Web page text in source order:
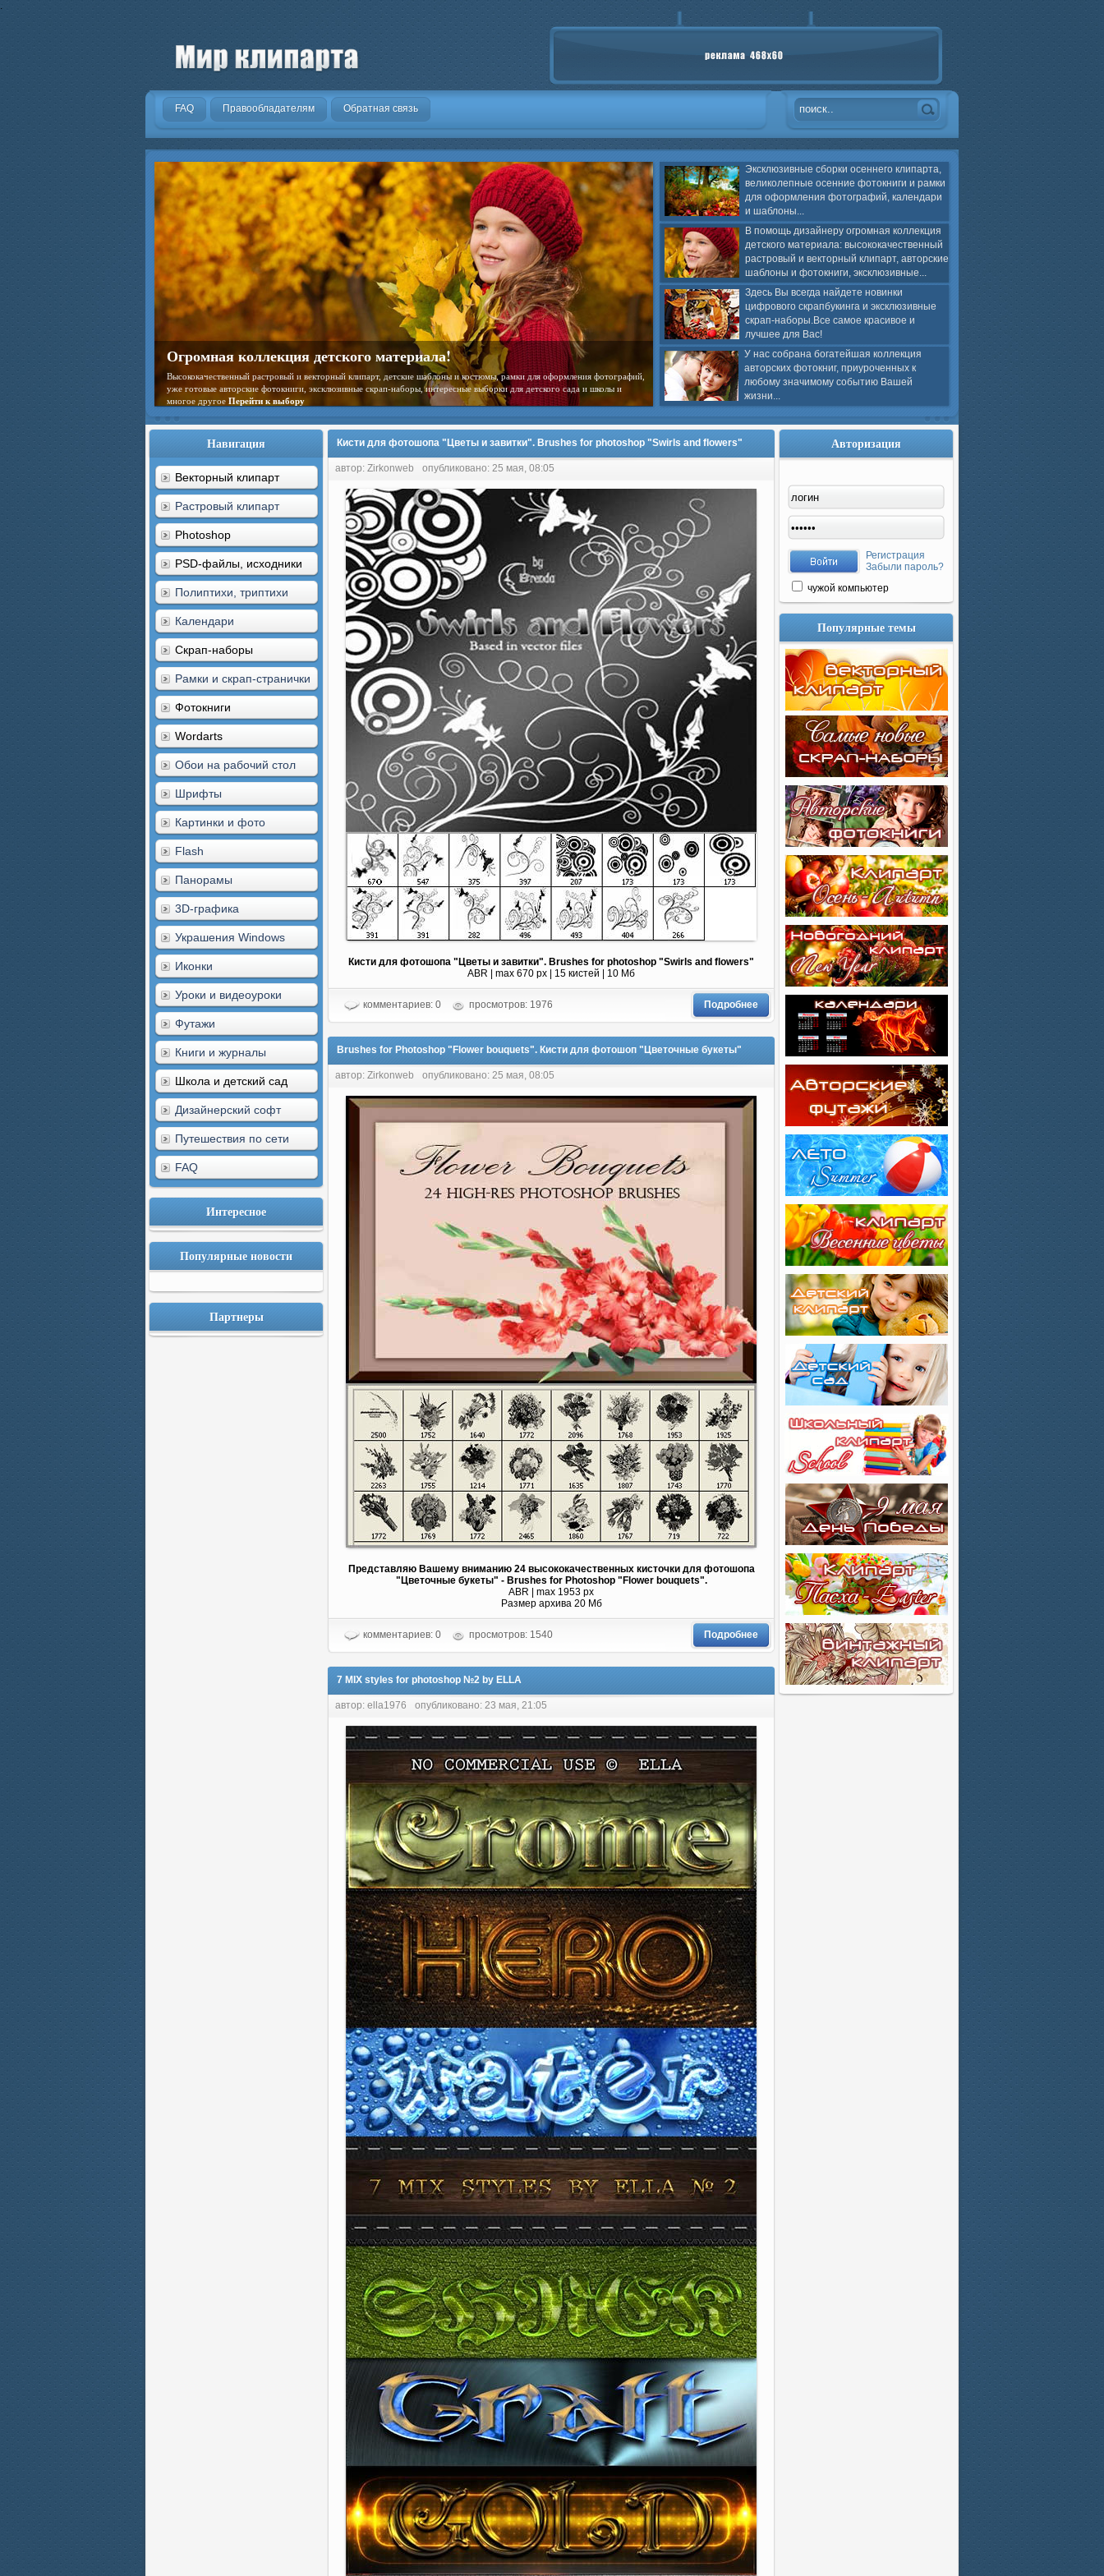
.
FAQ Правообладателям Обратная связь
Эксклюзивные сборки осеннего клипарта,
великолепные осенние фотокниги и рамки
для оформления фотографий, календари
и шаблоны...
В помощь дизайнеру огромная коллекция
детского материала: высококачественный
растровый и векторный клипарт, авторские
шаблоны и фотокниги, эксклюзивные...
Здесь Вы всегда найдете новинки
цифрового скрапбукинга и эксклюзивные
скрап-наборы.Все самое красивое и
лучшее для Вас!
У нас собрана богатейшая коллекция
авторских фотокниг, приуроченных к
любому значимому событию Вашей
жизни...
Огромная коллекция детского материала!
Высококачественный растровый и векторный клипарт, детские шаблоны и костюмы, рамки для оформления фотографий,
уже готовые авторские фотокниги, эксклюзивные скрап-наборы, интересные выборки для детского сада и школы и
многое другое Перейти к выбору
Навигация
Векторный клипарт
Растровый клипарт
Photoshop
PSD-файлы, исходники
Полиптихи, триптихи
Календари
Скрап-наборы
Рамки и скрап-странички
Фотокниги
Wordarts
Обои на рабочий стол
Шрифты
Картинки и фото
Flash
Панорамы
3D-графика
Украшения Windows
Иконки
Уроки и видеоуроки
Футажи
Книги и журналы
Школа и детский сад
Дизайнерский софт
Путешествия по сети
FAQ
Интересное
Популярные новости
Партнеры
Кисти для фотошопа "Цветы и завитки". Brushes for photoshop "Swirls and flowers"
автор: Zirkonweb опубликовано: 25 мая, 08:05
Кисти для фотошопа "Цветы и завитки". Brushes for photoshop "Swirls and flowers"
ABR | max 670 px | 15 кистей | 10 Мб
комментариев: 0 просмотров: 1976 Подробнее
Brushes for Photoshop "Flower bouquets". Кисти для фотошоп "Цветочные букеты"
автор: Zirkonweb опубликовано: 25 мая, 08:05
Представляю Вашему вниманию 24 высококачественных кисточки для фотошопа
"Цветочные букеты" - Brushes for Photoshop "Flower bouquets".
ABR | max 1953 px
Размер архива 20 Мб
комментариев: 0 просмотров: 1540 Подробнее
7 MIX styles for photoshop №2 by ELLA
автор: ella1976 опубликовано: 23 мая, 21:05
Авторизация
Регистрация
Забыли пароль?
чужой компьютер
Популярные темы